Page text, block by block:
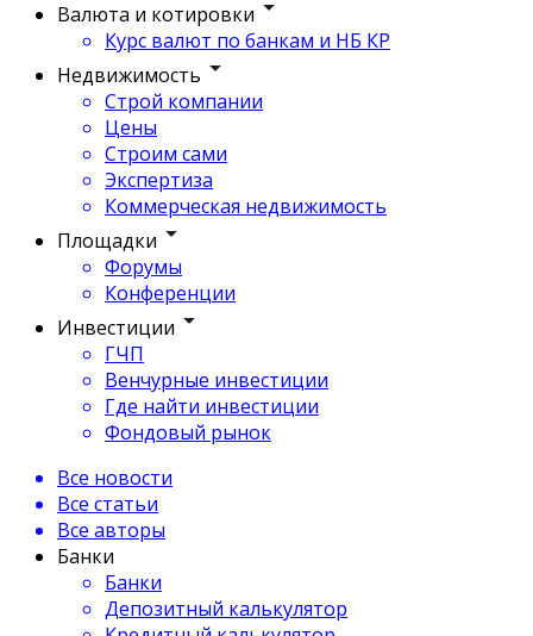
Валюта и котировки
Курс валют по банкам и НБ КР
Недвижимость
Строй компании
Цены
Строим сами
Экспертиза
Коммерческая недвижимость
Площадки
Форумы
Конференции
Инвестиции
ГЧП
Венчурные инвестиции
Где найти инвестиции
Фондовый рынок
Все новости
Все статьи
Все авторы
Банки
Банки
Депозитный калькулятор